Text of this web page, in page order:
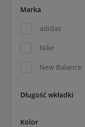
Marka
adidas
Nike
New Balance
Długość wkładki
Kolor